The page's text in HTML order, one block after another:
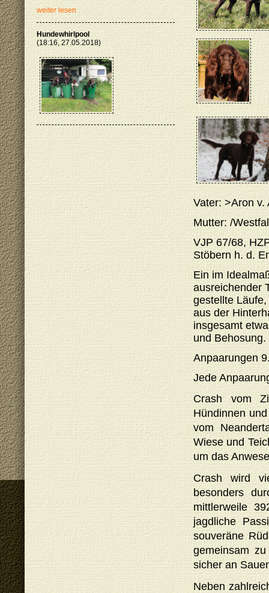
weiter lesen
Hundewhirlpool
(18:16, 27.05.2018)
Vater: >Aron
Mutter: /
VJP 67/68,
Stöbern h. d.
Ein im
ausreichender
gestellte
aus der
insgesamt
und Behosung.
Anpaarungen
Jede
Crash vom
Hündinnen
vom
Wiese und
um das
Crash wird
besonders
mittlerweile
jagdliche
souveräne
gemeinsam
sicher an
Neben